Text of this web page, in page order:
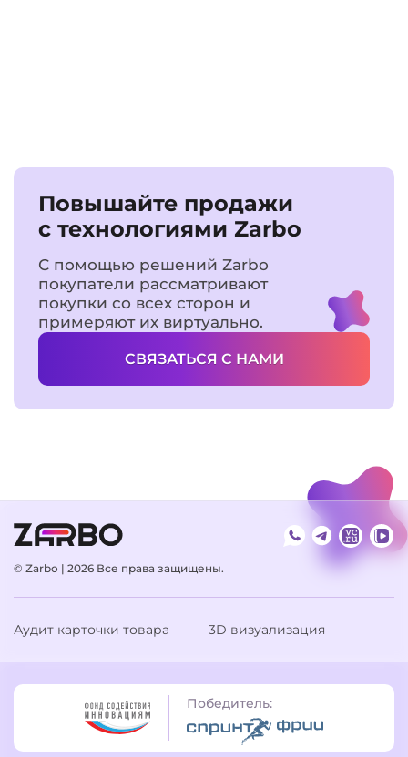
Повышайте продажи
с технологиями Zarbo
С помощью решений Zarbo
покупатели рассматривают
покупки со всех сторон и
примеряют их виртуально.
СВЯЗАТЬСЯ С НАМИ
© Zarbo | 2026 Все права защищены.
Аудит карточки товара 3D визуализация
Победитель: